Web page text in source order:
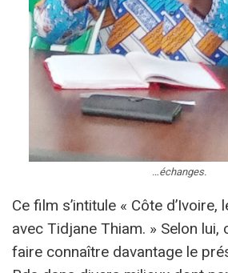
…échanges.
Ce film s’intitule « Côte d’Ivoire,
avec Tidjane Thiam. » Selon
faire connaître davantage le